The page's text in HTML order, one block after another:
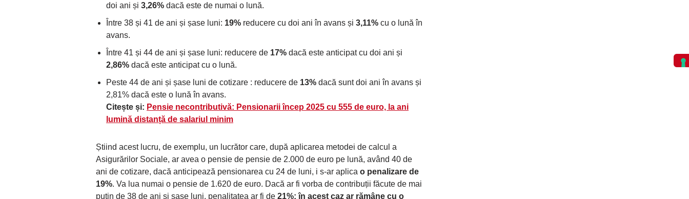
doi ani și 3,26% dacă este de numai o lună.
Între 38 și 41 de ani și șase luni: 19% reducere cu doi ani în avans și 3,11% cu o lună în
avans.
Între 41 și 44 de ani și șase luni: reducere de 17% dacă este anticipat cu doi ani și
2,86% dacă este anticipat cu o lună.
Peste 44 de ani și șase luni de cotizare : reducere de 13% dacă sunt doi ani în avans și
2,81% dacă este o lună în avans.
Citește și: Pensie necontributivă: Pensionarii încep 2025 cu 555 de euro, la ani
lumină distanță de salariul minim
Știind acest lucru, de exemplu, un lucrător care, după aplicarea metodei de calcul a
Asigurărilor Sociale, ar avea o pensie de pensie de 2.000 de euro pe lună, având 40 de
ani de cotizare, dacă anticipează pensionarea cu 24 de luni, i s-ar aplica o penalizare de
19%. Va lua numai o pensie de 1.620 de euro. Dacă ar fi vorba de contribuții făcute de mai
puțin de 38 de ani și șase luni, penalitatea ar fi de 21%: în acest caz ar rămâne cu o